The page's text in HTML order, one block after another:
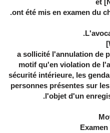
ont été mis en examen du
a sollicité l'annulation de
motif qu'en violation de
sécurité intérieure, les
personnes présentes sur
l'objet d'un